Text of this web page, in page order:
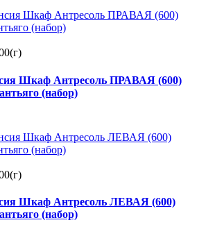
Шкаф Антресоль ПРАВАЯ (600)
(набор)
Шкаф Антресоль ЛЕВАЯ (600)
(набор)